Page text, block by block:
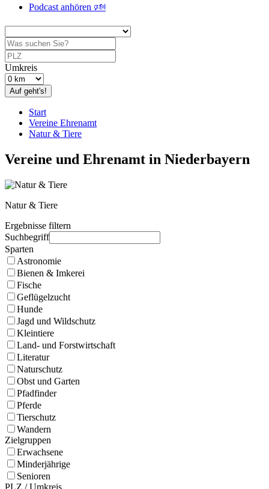
Podcast anhören 🕬
Umkreis
Auf geht's!
Start
Vereine Ehrenamt
Natur & Tiere
Vereine und Ehrenamt in Niederbayern
Natur & Tiere
Ergebnisse filtern
Suchbegriff
Sparten
Astronomie
Bienen & Imkerei
Fische
Geflügelzucht
Hunde
Jagd und Wildschutz
Kleintiere
Land- und Forstwirtschaft
Literatur
Naturschutz
Obst und Garten
Pfadfinder
Pferde
Tierschutz
Wandern
Zielgruppen
Erwachsene
Minderjährige
Senioren
PLZ / Umkreis